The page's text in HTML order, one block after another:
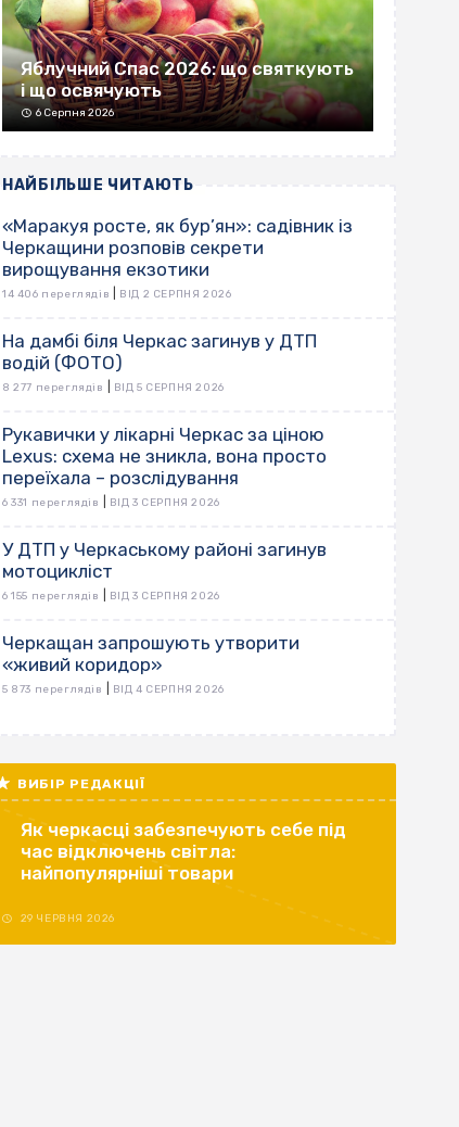
Яблучний Спас 2026: що святкують
і що освячують
6 Серпня 2026
НАЙБІЛЬШЕ ЧИТАЮТЬ
«Маракуя росте, як бур’ян»: садівник із
Черкащини розповів секрети
вирощування екзотики
14 406 переглядів ВІД 2 СЕРПНЯ 2026
На дамбі біля Черкас загинув у ДТП
водій (ФОТО)
8 277 переглядів ВІД 5 СЕРПНЯ 2026
Рукавички у лікарні Черкас за ціною
Lexus: схема не зникла, вона просто
переїхала – розслідування
6 331 переглядів ВІД 3 СЕРПНЯ 2026
У ДТП у Черкаському районі загинув
мотоцикліст
6 155 переглядів ВІД 3 СЕРПНЯ 2026
Черкащан запрошують утворити
«живий коридор»
5 873 переглядів ВІД 4 СЕРПНЯ 2026
ВИБІР РЕДАКЦІЇ
Як черкасці забезпечують себе під
час відключень світла:
найпопулярніші товари
29 ЧЕРВНЯ 2026